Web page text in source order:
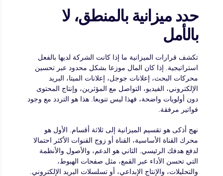
حدد ميزانية بالمنطق، لا
بالأمل
تكشف قرارات الميزانية ما إذا كانت الشركة لديها بالفعل
استراتيجية. إذا كان المال موزعا بشكل محدود عبر تحسين
محركات البحث، إعلانات جوجل، إعلانات الميتا، البريد
الإلكتروني، الفيديو، التواصل مع المؤثرين، وإنتاج المحتوى
دون أولويات واضحة، فهذا ليس تنويعا. هذا هو التردد مع وجود
فواتير مرفقة.
نهج أذكى هو تقسيم الميزانية إلى ثلاثة أقسام. الأول هو
محرك القناة الأساسية، القناة أو زوج القنوات الأكثر احتمالا
لدفع هدفك الرئيسي. الثاني هو الدعم، والأصول والأنظمة
التي تحسن الأداء عبر القمع، مثل صفحات الهبوط،
والتحليلات، والإنتاج الإبداعي، أو تسلسلات البريد الإلكتروني.